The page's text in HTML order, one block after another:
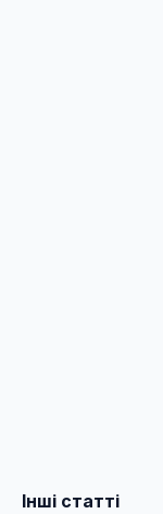
Інші статті